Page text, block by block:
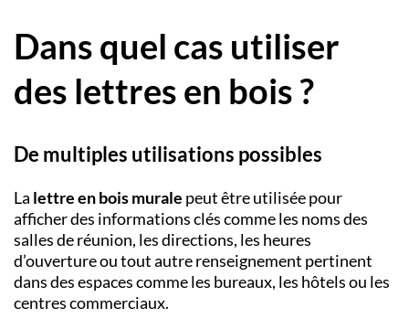
Dans quel cas utiliser
des lettres en bois ?
De multiples utilisations possibles
La lettre en bois murale peut être utilisée pour
afficher des informations clés comme les noms des
salles de réunion, les directions, les heures
d’ouverture ou tout autre renseignement pertinent
dans des espaces comme les bureaux, les hôtels ou les
centres commerciaux.